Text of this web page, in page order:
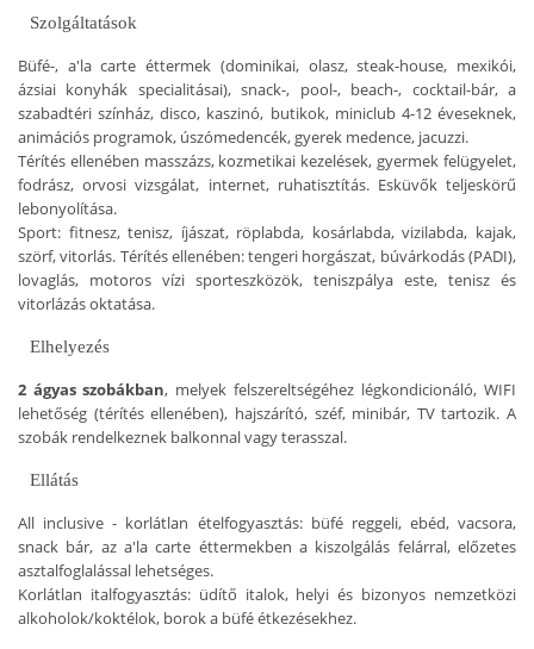
Szolgáltatások
Büfé-, a'la carte éttermek (dominikai, olasz, steak-house, mexikói,
ázsiai konyhák specialitásai), snack-, pool-, beach-, cocktail-bár, a
szabadtéri színház, disco, kaszinó, butikok, miniclub 4-12 éveseknek,
animációs programok, úszómedencék, gyerek medence, jacuzzi.
Térítés ellenében masszázs, kozmetikai kezelések, gyermek felügyelet,
fodrász, orvosi vizsgálat, internet, ruhatisztítás. Esküvők teljeskörű
lebonyolítása.
Sport: fitnesz, tenisz, íjászat, röplabda, kosárlabda, vizilabda, kajak,
szörf, vitorlás. Térítés ellenében: tengeri horgászat, búvárkodás (PADI),
lovaglás, motoros vízi sporteszközök, teniszpálya este, tenisz és
vitorlázás oktatása.
Elhelyezés
2 ágyas szobákban, melyek felszereltségéhez légkondicionáló, WIFI
lehetőség (térítés ellenében), hajszárító, széf, minibár, TV tartozik. A
szobák rendelkeznek balkonnal vagy terasszal.
Ellátás
All inclusive - korlátlan ételfogyasztás: büfé reggeli, ebéd, vacsora,
snack bár, az a'la carte éttermekben a kiszolgálás felárral, előzetes
asztalfoglalással lehetséges.
Korlátlan italfogyasztás: üdítő italok, helyi és bizonyos nemzetközi
alkoholok/koktélok, borok a büfé étkezésekhez.